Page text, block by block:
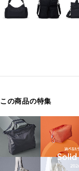
この商品の特集